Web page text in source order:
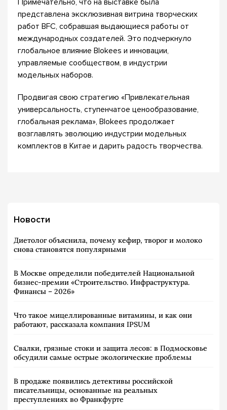
Примечательно, что на выставке была
представлена эксклюзивная витрина творческих
работ BFC, собравшая выдающиеся работы от
международных создателей. Это подчеркнуло
глобальное влияние Blokees и инновации,
управляемые сообществом, в индустрии
модельных наборов.
Продвигая свою стратегию «Привлекательная
универсальность, ступенчатое ценообразование,
глобальная реклама», Blokees продолжает
возглавлять эволюцию индустрии модельных
комплектов в Китае и дарить радость творчества.
Новости
Диетолог объяснила, почему кефир, творог и молоко
снова становятся популярными
В Москве определили победителей Национальной
бизнес-премии «Строительство. Инфраструктура.
Финансы – 2026»
Что такое мицеллированные витамины, и как они
работают, рассказала компания IPSUM
Свалки, грязные стоки и защита лесов: в Подмосковье
обсудили самые острые экологические проблемы
В продаже появились детективы российской
писательницы, основанные на реальных
преступлениях во Франкфурте